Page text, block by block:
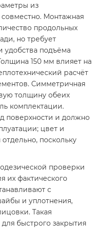
из
Монтажная
продольных
но требует
удобства подъёма
150 мм влияет на
расчёт
Симметричная
толщину обеих
комплектации.
поверхности и должно
цвет и
поскольку
проверки
их фактического
с
и уплотнения,
Такая
быстрого закрытия